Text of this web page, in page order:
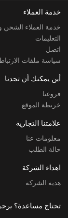
خدمة العملاء
خدمة العملاء الشحن
التعليمات
اتصل
سياسة ملفات
أين يمكنك أن تجدنا
فروعنا
خريطة الموقع
علامتنا التجارية
معلومات عنا
حالة الطلب
اهداء الشركة
هدية الشركة
تحتاج مساعدة؟